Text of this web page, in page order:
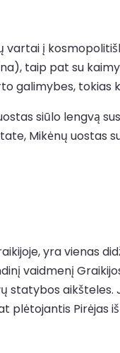
į
taip pat su
galimybes, tokias
siūlo lengvą
Mikėnų uostas
yra vienas
vaidmenį
statybos aikšteles.
Pirėjas